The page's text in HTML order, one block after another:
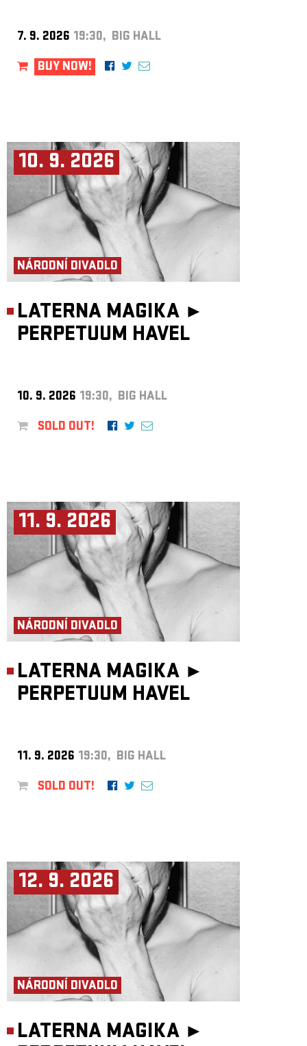
7. 9. 2026 19:30, BIG HALL
BUY NOW!
10. 9. 2026
NÁRODNÍ DIVADLO
LATERNA MAGIKA ►
PERPETUUM HAVEL
10. 9. 2026 19:30, BIG HALL
SOLD OUT!
11. 9. 2026
NÁRODNÍ DIVADLO
LATERNA MAGIKA ►
PERPETUUM HAVEL
11. 9. 2026 19:30, BIG HALL
SOLD OUT!
12. 9. 2026
NÁRODNÍ DIVADLO
LATERNA MAGIKA ►